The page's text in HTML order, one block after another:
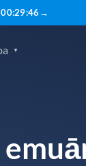
00:29:45 →